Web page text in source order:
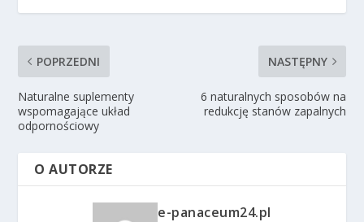
POPRZEDNI
Naturalne suplementy
wspomagające układ
odpornościowy
NASTĘPNY
6 naturalnych sposobów na
redukcję stanów zapalnych
O AUTORZE
e-panaceum24.pl